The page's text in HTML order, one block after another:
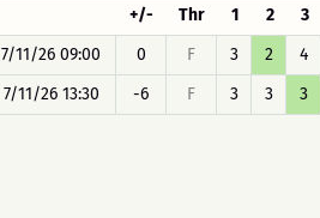
+/- Thr 1 2 3
7/11/26 09:00 0 F 3 2 4
7/11/26 13:30
-6 F 3 3 3